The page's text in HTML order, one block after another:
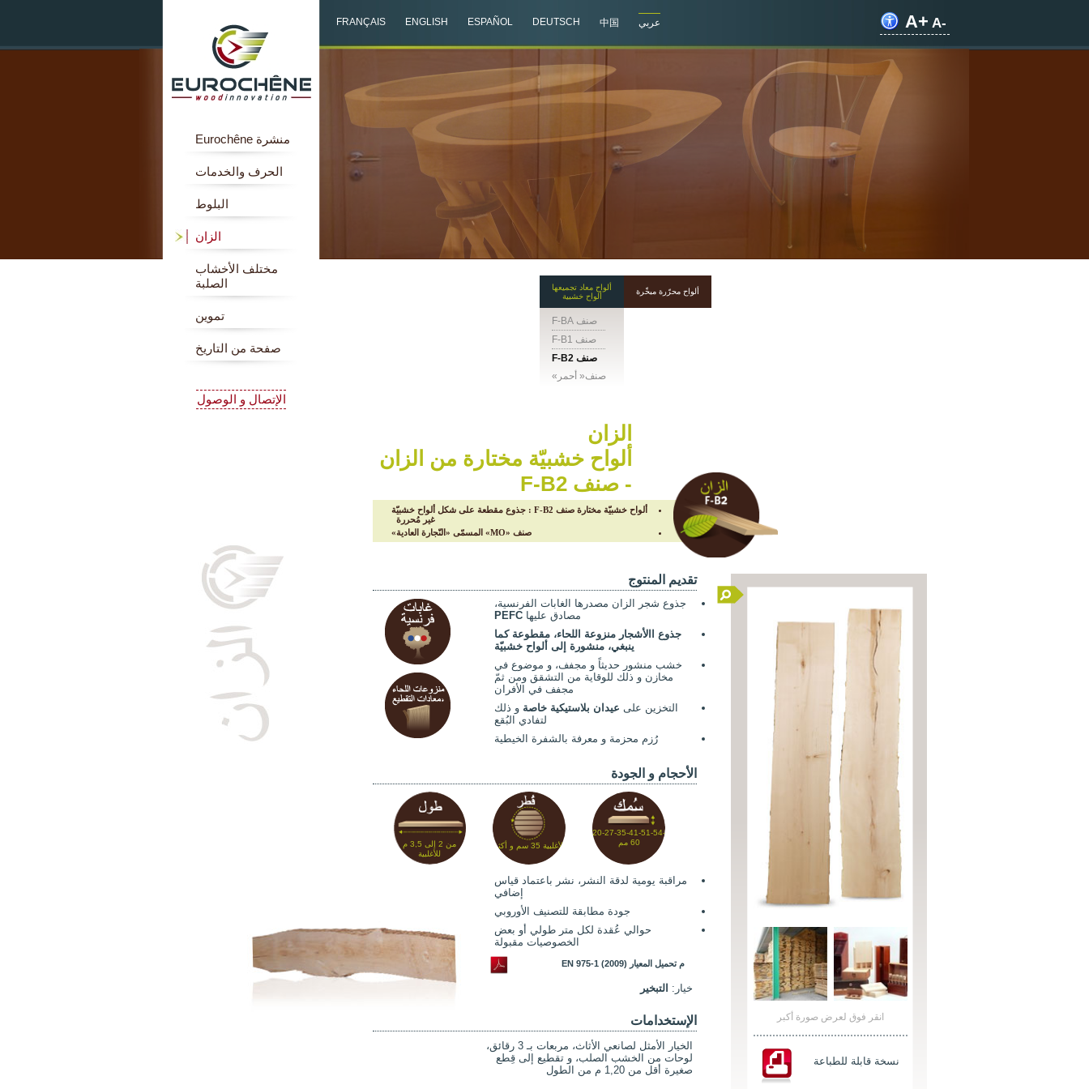
منشرة Eurochêne
الحرف والخدمات
البلوط
الزان
مختلف الأخشاب
الصلبة
تموين
صفحة من التاريخ
الإتصال و الوصول
FRANÇAIS ENGLISH ESPAÑOL DEUTSCH 中国 عربي A+ A-
ألواح معاد تجميعها
ألواح خشبية
صنف F-BA
صنف F-B1
صنف F-B2
صنف« أحمر»
ألواح محرّرة مبخّرة
الزان
ألواح خشبيّة مختارة من الزان
- صنف F-B2
ألواح خشبيّة مختارة صنف F-B2 : جذوع مقطعة على شكل ألواح خشبيّة
غير مُحررة
صنف «MO» المسمّى «النّجارة العادية»
تقديم المنتوج
جذوع شجر الزان مصدرها الغابات الفرنسية،
مصادق عليها PEFC
جذوع االأشجار منزوعة اللحاء، مقطوعة كما
ينبغي، منشورة إلى ألواح خشبيّة
خشب منشور حديثاً و مجفف، و موضوع في
مخازن و ذلك للوقاية من التشقق ومن ثمّ
مجفف في الأفران
التخزين على عيدان بلاستيكية خاصة و ذلك
لتفادي البُقع
رُزم محزمة و معرفة بالشفرة الخيطية
الأحجام و الجودة
من 2 إلى 3,5 م
للأغلبية
الأغلبية 35 سم و أكثر
20-27-35-41-51-54-
60 مم
مراقبة يومية لدقة النشر، نشر باعتماد قياس
إضافي
جودة مطابقة للتصنيف الأوروبي
حوالي عُقدة لكل متر طولي أو بعض
الخصوصيات مقبولة
م تحميل المعيار EN 975-1 (2009)
خيار: التبخير
الإستخدامات
الخيار الأمثل لصانعي الأثاث، مربعات بـ 3 رقائق،
لوحات من الخشب الصلب، و تقطيع إلى قِطع
صغيرة أقل من 1,20 م من الطول
انقر فوق لعرض صورة أكبر
نسخة قابلة للطباعة